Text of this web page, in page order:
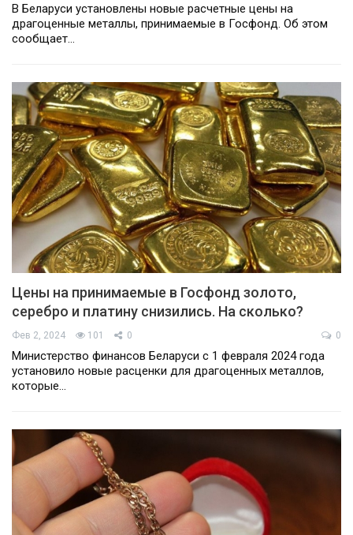
В Беларуси установлены новые расчетные цены на
драгоценные металлы, принимаемые в Госфонд. Об этом
сообщает…
Цены на принимаемые в Госфонд золото,
серебро и платину снизились. На сколько?
Фев 2, 2024 101 0 0
Министерство финансов Беларуси с 1 февраля 2024 года
установило новые расценки для драгоценных металлов,
которые…